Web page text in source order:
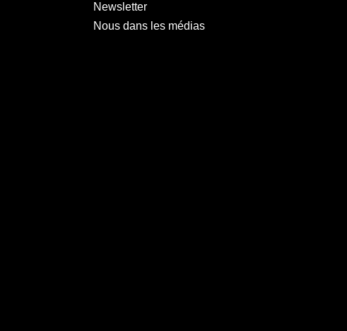
Newsletter
Nous dans les médias